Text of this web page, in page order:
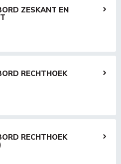
ZESKANT EN
RECHTHOEK
RECHTHOEK